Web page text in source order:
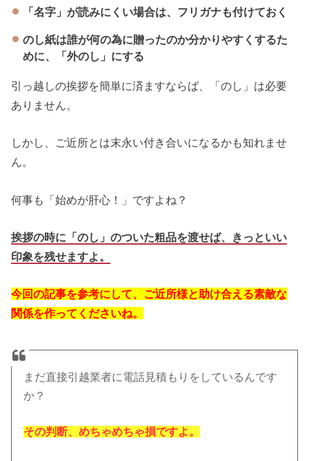
「名字」が読みにくい場合は、フリガナも付けておく
のし紙は誰が何の為に贈ったのか分かりやすくするた
めに、「外のし」にする
引っ越しの挨拶を簡単に済ますならば、「のし」は必要
ありません。
しかし、ご近所とは末永い付き合いになるかも知れませ
ん。
何事も「始めが肝心！」ですよね？
挨拶の時に「のし」のついた粗品を渡せば、きっといい
印象を残せますよ。
今回の記事を参考にして、ご近所様と助け合える素敵な
関係を作ってくださいね。
まだ直接引越業者に電話見積もりをしているんです
か？
その判断、めちゃめちゃ損ですよ。